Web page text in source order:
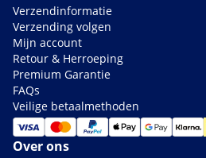
Verzendinformatie
Verzending volgen
Mijn account
Retour & Herroeping
Premium Garantie
FAQs
Veilige betaalmethoden
Over ons